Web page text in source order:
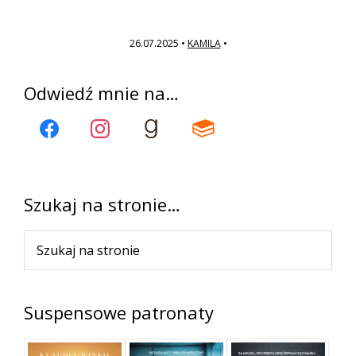
26.07.2025 • KAMILA•
Pierwszy
panel
boczny
Odwiedź mnie na…
Szukaj na stronie…
na
Suspensowe patronaty